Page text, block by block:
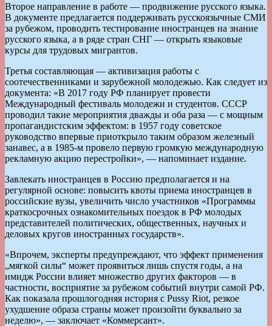
Второе направление в работе — продвижение русского языка.
В документе предлагается поддерживать русскоязычные СМИ
за рубежом, проводить тестирование иностранцев на знание
русского языка, а в ряде стран СНГ — открыть языковые
курсы для трудовых мигрантов.
Третья составляющая — активизация работы с
соотечественниками и зарубежной молодежью. Как следует из
документа: «В 2017 году РФ планирует провести
Международный фестиваль молодежи и студентов. СССР
проводил такие мероприятия дважды и оба раза — с мощным
пропагандистским эффектом: в 1957 году советское
руководство впервые приоткрыло таким образом железный
занавес, а в 1985-м провело первую громкую международную
рекламную акцию перестройки», — напоминает издание.
Завлекать иностранцев в Россию предполагается и на
регулярной основе: повысить квоты приема иностранцев в
российские вузы, увеличить число участников «Программы
краткосрочных ознакомительных поездок в РФ молодых
представителей политических, общественных, научных и
деловых кругов иностранных государств».
«Впрочем, эксперты предупреждают, что эффект применения
„мягкой силы“ может проявиться лишь спустя годы, а на
имидж России влияет множество других факторов — в
частности, восприятие за рубежом событий внутри самой РФ.
Как показала прошлогодняя история с Pussy Riot, резкое
ухудшение образа страны может произойти буквально за
неделю», — заключает «Коммерсант».